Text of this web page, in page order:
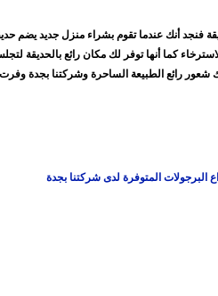
فنجد أنك عندما تقوم بشراء منزل جديد يضم
كما أنها توفر لك مكان رائع بالحديقة
رائع الطبيعة الساحرة وشركتنا بجدة وفرت
البرجولات المتوفرة لدى شركتنا بجدة